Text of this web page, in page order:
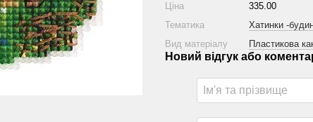
Ціна
335.00
Тематика
Хатинки -
Вид матеріалу
Пластикова
Новий відгук або